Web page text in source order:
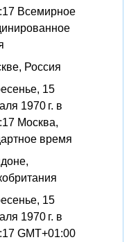
Всемирное
Россия
15
1970 г. в
Москва,
время
15
1970 г. в
GMT+01:00